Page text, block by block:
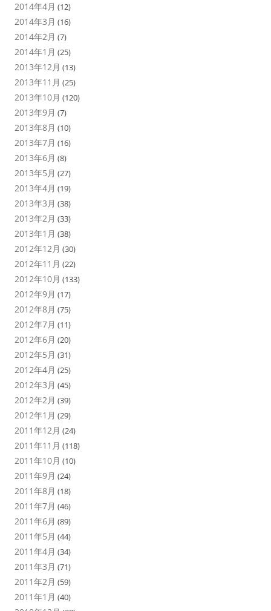
2014年4月 (12)
2014年3月 (16)
2014年2月 (7)
2014年1月 (25)
2013年12月 (13)
2013年11月 (25)
2013年10月 (120)
2013年9月 (7)
2013年8月 (10)
2013年7月 (16)
2013年6月 (8)
2013年5月 (27)
2013年4月 (19)
2013年3月 (38)
2013年2月 (33)
2013年1月 (38)
2012年12月 (30)
2012年11月 (22)
2012年10月 (133)
2012年9月 (17)
2012年8月 (75)
2012年7月 (11)
2012年6月 (20)
2012年5月 (31)
2012年4月 (25)
2012年3月 (45)
2012年2月 (39)
2012年1月 (29)
2011年12月 (24)
2011年11月 (118)
2011年10月 (10)
2011年9月 (24)
2011年8月 (18)
2011年7月 (46)
2011年6月 (89)
2011年5月 (44)
2011年4月 (34)
2011年3月 (71)
2011年2月 (59)
2011年1月 (40)